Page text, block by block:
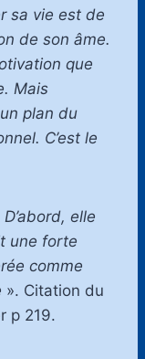
sa vie est de
de son âme.
que
Mais
plan du
C’est le
elle
une forte
comme
». Citation du
p 219.